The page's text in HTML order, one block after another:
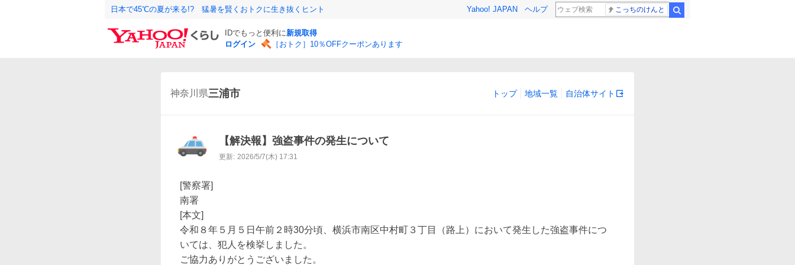
日本で45℃の夏が来る!? 猛暑を賢くおトクに生き抜くヒント Yahoo! JAPAN ヘルプ こっちのけんと
IDでもっと便利に新規取得
ログイン
［おトク］10％OFFクーポンあります
神奈川県三浦市 トップ 地域一覧 自治体サイト
【解決報】強盗事件の発生について
更新: 2026/5/7(木) 17:31
[警察署]
南署
[本文]
令和８年５月５日午前２時30分頃、横浜市南区中村町３丁目（路上）において発生した強盗事件につ
いては、犯人を検挙しました。
ご協力ありがとうございました。